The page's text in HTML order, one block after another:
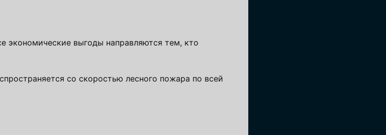
экономические выгоды направляются тем, кто
со скоростью лесного пожара по всей